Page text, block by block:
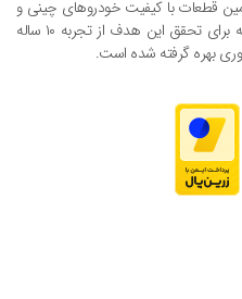
قطعات با کیفیت خودروهای چینی و
ایرانی و قیمت رقابتی ایجاد شده است که برای تحقق این هدف از تجربه ۱۰ ساله
بهره گرفته شده است.